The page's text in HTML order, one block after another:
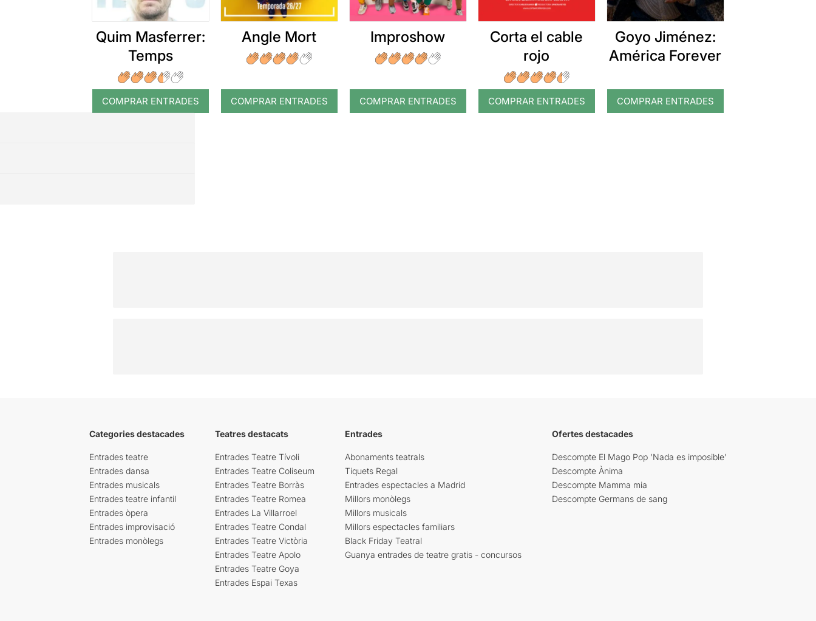
Quim Masferrer:
Temps
COMPRAR ENTRADES
Angle Mort
COMPRAR ENTRADES
Improshow
COMPRAR ENTRADES
Corta el cable
rojo
COMPRAR ENTRADES
Goyo Jiménez:
América Forever
COMPRAR ENTRADES
Categories destacades
Entrades teatre
Entrades dansa
Entrades musicals
Entrades teatre infantil
Entrades òpera
Entrades improvisació
Entrades monòlegs
Teatres destacats
Entrades Teatre Tívoli
Entrades Teatre Coliseum
Entrades Teatre Borràs
Entrades Teatre Romea
Entrades La Villarroel
Entrades Teatre Condal
Entrades Teatre Victòria
Entrades Teatre Apolo
Entrades Teatre Goya
Entrades Espai Texas
Entrades
Abonaments teatrals
Tiquets Regal
Entrades espectacles a Madrid
Millors monòlegs
Millors musicals
Millors espectacles familiars
Black Friday Teatral
Guanya entrades de teatre gratis - concursos
Ofertes destacades
Descompte El Mago Pop 'Nada es imposible'
Descompte Ànima
Descompte Mamma mia
Descompte Germans de sang